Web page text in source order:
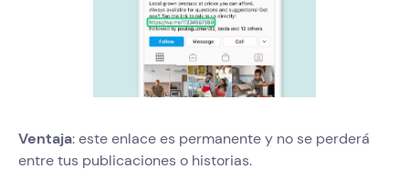
Ventaja: este enlace es permanente y no se perderá
entre tus publicaciones o historias.